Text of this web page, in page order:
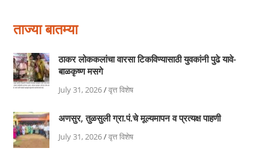
ताज्या बातम्या
ठाकर लोककलांचा वारसा टिकविण्यासाठी युवकांनी पुढे यावे-
बाळकृष्ण मसगे
July 31, 2026/वृत्त विशेष
अणसुर, तुळसुली ग्रा.पं.चे मूल्यमापन व प्रत्यक्ष पाहणी
July 31, 2026/वृत्त विशेष